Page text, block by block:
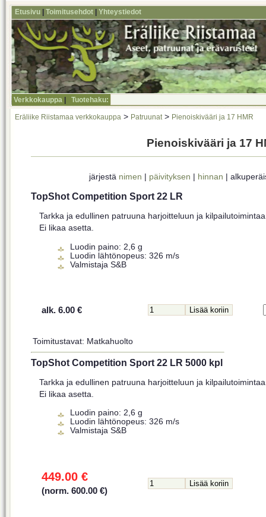
Etusivu Toimitusehdot Yhteystiedot
Verkkokauppa Tuotehaku:
Eräliike Riistamaa verkkokauppa > Patruunat > Pienoiskivääri ja 17 HMR
Pienoiskivääri ja 17
järjestä nimen | päivityksen | hinnan |
TopShot Competition Sport 22 LR
Tarkka ja edullinen patruuna harjoitteluun ja
Ei likaa asetta.
Luodin paino: 2,6 g
Luodin lähtönopeus: 326 m/s
Valmistaja S&B
alk. 6.00 €
Toimitustavat: Matkahuolto
TopShot Competition Sport 22 LR 5000 kpl
Tarkka ja edullinen patruuna harjoitteluun ja
Ei likaa asetta.
Luodin paino: 2,6 g
Luodin lähtönopeus: 326 m/s
Valmistaja S&B
449.00 €
(norm. 600.00 €)